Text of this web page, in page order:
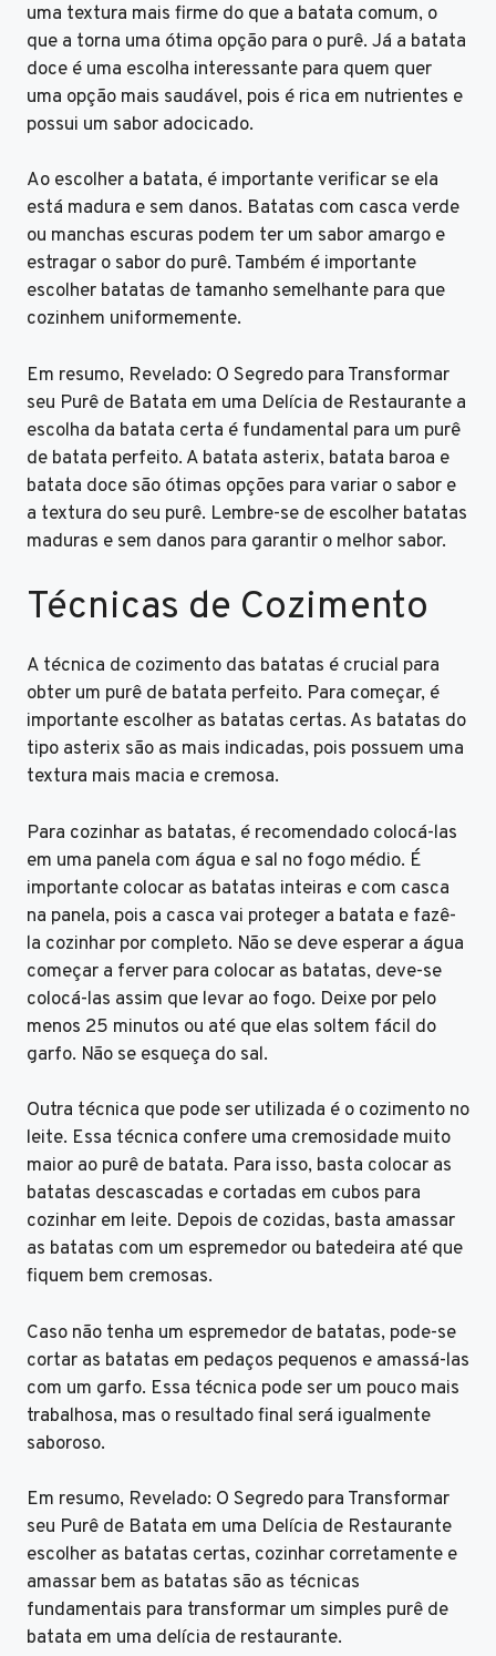
uma textura mais firme do que a batata comum, o
que a torna uma ótima opção para o purê. Já a batata
doce é uma escolha interessante para quem quer
uma opção mais saudável, pois é rica em nutrientes e
possui um sabor adocicado.
Ao escolher a batata, é importante verificar se ela
está madura e sem danos. Batatas com casca verde
ou manchas escuras podem ter um sabor amargo e
estragar o sabor do purê. Também é importante
escolher batatas de tamanho semelhante para que
cozinhem uniformemente.
Em resumo, Revelado: O Segredo para Transformar
seu Purê de Batata em uma Delícia de Restaurante a
escolha da batata certa é fundamental para um purê
de batata perfeito. A batata asterix, batata baroa e
batata doce são ótimas opções para variar o sabor e
a textura do seu purê. Lembre-se de escolher batatas
maduras e sem danos para garantir o melhor sabor.
Técnicas de Cozimento
A técnica de cozimento das batatas é crucial para
obter um purê de batata perfeito. Para começar, é
importante escolher as batatas certas. As batatas do
tipo asterix são as mais indicadas, pois possuem uma
textura mais macia e cremosa.
Para cozinhar as batatas, é recomendado colocá-las
em uma panela com água e sal no fogo médio. É
importante colocar as batatas inteiras e com casca
na panela, pois a casca vai proteger a batata e fazê-
la cozinhar por completo. Não se deve esperar a água
começar a ferver para colocar as batatas, deve-se
colocá-las assim que levar ao fogo. Deixe por pelo
menos 25 minutos ou até que elas soltem fácil do
garfo. Não se esqueça do sal.
Outra técnica que pode ser utilizada é o cozimento no
leite. Essa técnica confere uma cremosidade muito
maior ao purê de batata. Para isso, basta colocar as
batatas descascadas e cortadas em cubos para
cozinhar em leite. Depois de cozidas, basta amassar
as batatas com um espremedor ou batedeira até que
fiquem bem cremosas.
Caso não tenha um espremedor de batatas, pode-se
cortar as batatas em pedaços pequenos e amassá-las
com um garfo. Essa técnica pode ser um pouco mais
trabalhosa, mas o resultado final será igualmente
saboroso.
Em resumo, Revelado: O Segredo para Transformar
seu Purê de Batata em uma Delícia de Restaurante
escolher as batatas certas, cozinhar corretamente e
amassar bem as batatas são as técnicas
fundamentais para transformar um simples purê de
batata em uma delícia de restaurante.